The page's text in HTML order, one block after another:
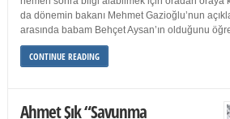
da dönemin bakanı Mehmet Gazioğlu’nun
arasında babam Behçet Aysan’ın olduğunu
CONTINUE READING
Ahmet Şık “Savunma